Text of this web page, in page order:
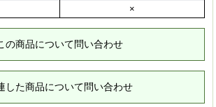
×
の商品について問い合わせ
した商品について問い合わせ